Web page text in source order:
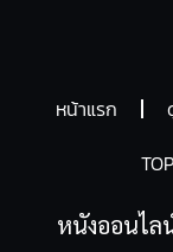
หน้าแรก
หนังออนไล